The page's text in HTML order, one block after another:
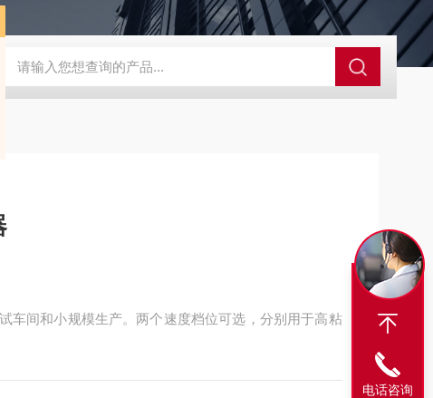
SBD-100B SBD-100D成都漏氯报警仪 漏氯报警器 漏氯检测仪
车间和小规模生产。两个速度档位可选，分别用于高粘
电话咨询